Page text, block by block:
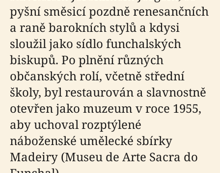
pyšní směsicí pozdně renesančních
a raně barokních stylů a kdysi
sloužil jako sídlo funchalských
biskupů. Po plnění různých
občanských rolí, včetně střední
školy, byl restaurován a slavnostně
otevřen jako muzeum v roce 1955,
aby uchoval rozptýlené
náboženské umělecké sbírky
Madeiry (Museu de Arte Sacra do